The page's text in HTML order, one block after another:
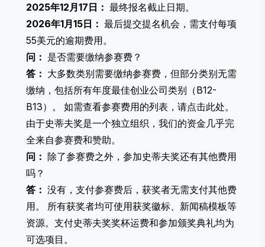
2025年12月17日： 最终报名截止日期。
2026年1月15日： 最后提交提名机会，需支付每项
55美元的逾期费用。
问： 是否需要缴纳参赛费？
答： 大多数类别需要缴纳参赛费，但部分类别无需
缴纳，包括所有年度最佳创业公司类别 （B12-
B13）。 如需查看参赛费用的列表，请点击此处。
由于史蒂夫奖是一个独立组织，我们的资金几乎完
全来自参赛费和赞助。
问： 除了参赛费之外，参加史蒂夫奖还有其他费用
吗？
答： 没有，支付参赛费后，获奖者无需支付其他费
用。 所有获奖者均可使用获奖徽标、新闻稿模板等
资源。支付史蒂夫奖奖杯运费和参加颁奖典礼均为
可选项目。